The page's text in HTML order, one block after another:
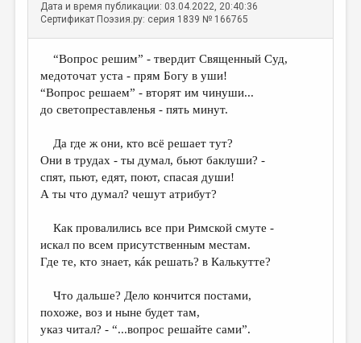
ЛИТСАЛОН
ПРАВИЛА САЙТА
ОТДЕЛЫ И РУБРИКИ
ДАЙДЖЕСТ
ПРОИЗВЕДЕНИЯ
КОНКУРСЫ
КНИЖНАЯ ПОЛКА
ОБЗОР ЛИТЕРАТУРЫ
Дата и время публикации: 03.04.2022, 20:40:36
Сертификат Поэзия.ру: серия 1839 № 166765
“Вопрос решим” - твердит Священный Суд,
медоточат уста - прям Богу в уши!
“Вопрос решаем” - вторят им чинуши...
до светопреставленья - пять минут.
Да где ж они, кто всё решает тут?
Они в трудах - ты думал, бьют баклуши? -
спят, пьют, едят, поют, спасая души!
А ты что думал? чешут атрибут?
Как провалились все при Римской смуте -
искал по всем присутственным местам.
Где те, кто знает, кáк решать? в Калькутте?
Что дальше? Дело кончится постами,
похоже, воз и ныне будет там,
указ читал? - “...вопрос решайте сами”.